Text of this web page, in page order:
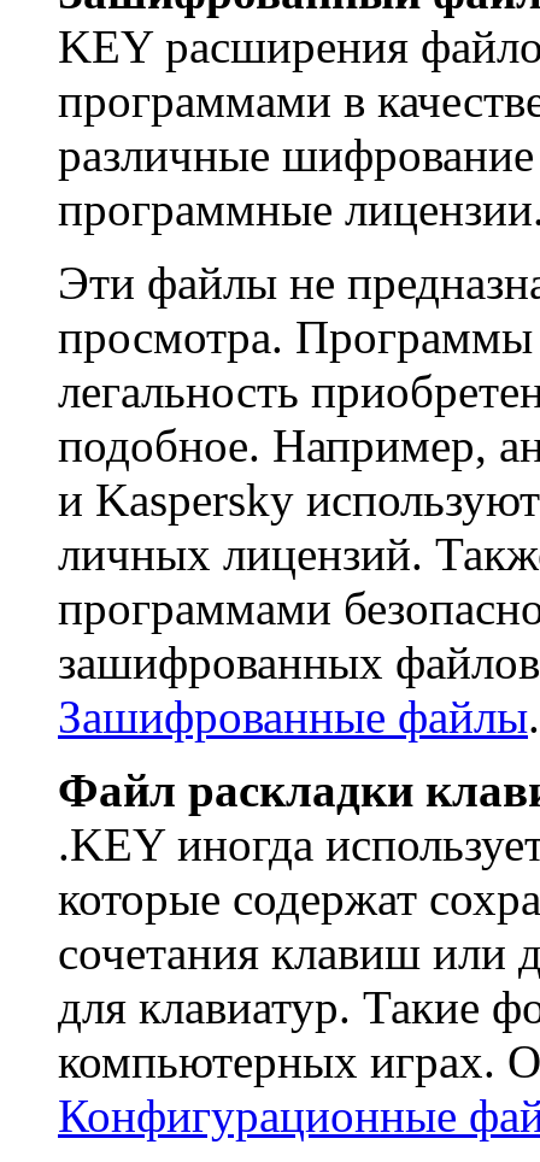
KEY расширения
программами в
различные
программные
Эти файлы не
просмотра.
легальность
подобное. Например,
и Kaspersky
личных лицензий.
программами
зашифрованных
Зашифрованные файлы.
Файл раскладки
.KEY иногда
которые содержат
сочетания клавиш или
для клавиатур. Такие
компьютерных играх.
Конфигурационные